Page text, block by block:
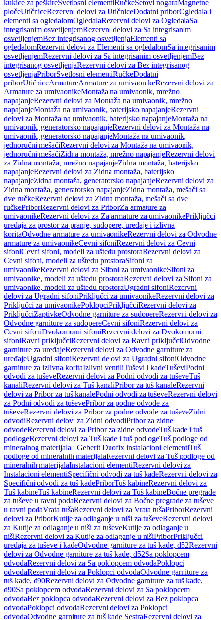
kukice za peškireSvetlosni elementiRučkeSetovi nogaraMagnetne
pločeUtičniceRezervni delovi za UtičniceDodatni priborOgledala i
elementi sa ogledalomOgledalaRezervni delovi za OgledalaSa
integrisanim osvetljenjemRezervni delovi za Sa integrisanim
osvetljenjemBez integrisanog osvetljenjaElementi sa
ogledalomRezervni delovi za Elementi sa ogledalomSa integrisanim
osvetljenjemRezervni delovi za Sa integrisanim osvetljenjemBez
integrisanog osvetljenjaRezervni delovi za Bez integrisanog
osvetljenjaPriborSvetlosni elementiRučkeDodatni
priborUtičniceArmatureArmature za umivaonikeRezervni delovi za
Armature za umivaonikeMontaža na umivaonik, mrežno
napajanjeRezervni delovi za Montaža na umivaonik, mrežno
napajanjeMontaža na umivaonik, baterijsko napajanjeRezervni
delovi za Montaža na umivaonik, baterijsko napajanjeMontaža na
umivaonik, generatorsko napajanjeRezervni delovi za Montaža na
umivaonik, generatorsko napajanjeMontaža na umivaonik,
jednoručni mešačiRezervni delovi za Montaža na umivaonik,
jednoručni mešačiZidna montaža, mrežno napajanjeRezervni delovi
za Zidna montaža, mrežno napajanjeZidna montaža, baterijsko
napajanjeRezervni delovi za Zidna montaža, baterijsko
napajanjeZidna montaža, generatorsko napajanjeRezervni delovi za
Zidna montaža, generatorsko napajanjeZidna montaža, mešači sa
dve ručkeRezervni delovi za Zidna montaža, mešači sa dve
ručkePriborRezervni delovi za PriborZa armature za
umivaonikeRezervni delovi za Za armature za umivaonikePriključci
uređaja za prostor za pranje, sudopere, uređaje i izlivna
koritaOdvodne armature za umivaonikeRezervni delovi za Odvodne
armature za umivaonikeCevni sifoniRezervni delovi za Cevni
sifoniCevni sifoni, modeli za uštedu prostoraRezervni delovi za
Cevni sifoni, modeli za uštedu prostoraSifoni za
umivaonikeRezervni delovi za Sifoni za umivaonikeSifoni za
umivaonike, modeli za uštedu prostoraRezervni delovi za Sifoni za
umivaonike, modeli za uštedu prostoraUgradni sifoniRezervni
delovi za Ugradni sifoniPriključci za umivaonikeRezervni delovi za
Priključci za umivaonikePoklopciPriključciRezervni delovi za
PriključciZaptivkeOdvodne garniture za sudopereRezervni delovi za
Odvodne garniture za sudopereCevni sifoniRezervni delovi za
Cevni sifoniDvokomorni sifoniRezervni delovi za Dvokomorni
sifoniRavni priključciRezervni delovi za Ravni priključciOdvodne
garniture za uređajeRezervni delovi za Odvodne garniture za
uređajeUgradni sifoniRezervni delovi za Ugradni sifoniOdvodne
garniture za izlivna koritaIzlivni ventiliTuševi i kadeTuševiPodni
odvodi za tuševeRezervni delovi za Podni odvodi za tuševeTuš
kanaliRezervni delovi za Tuš kanaliPribor za tuš kanaleRezervni
delovi za Pribor za tuš kanalePodni odvodi za tuševeRezervni delovi
za Podni odvodi za tuševePribor za podne odvode za
tuševeRezervni delovi za Pribor za podne odvode za tuševeZidni
odvodiRezervni delovi za Zidni odvodiPribor za zidne
odvodeRezervni delovi za Pribor za zidne odvodeTuš kade i tuš
podlogeRezervni delovi za Tuš kade i tuš podlogeTuš podloge od
mineralnog materijala i Geberit Duofix instalacioni elementiTuš
podloge od mineralnih materijalaRezervni delovi za Tuš podloge od
mineralnih materijalaInstalacioni elementiRezervni delovi za
Instalacioni elementiSpecifični odvodi za tuš kadeRezervni delovi za
Specifični odvodi za tuš kadePriborTuš kabineRezervni delovi za
Tuš kabineTuš kabineRezervni delovi za Tuš kabineBočne pregrade
za tuševe u ravni podaRezervni delovi za Bočne pregrade za tuševe
u ravni podaVrata tušaRezervni delovi za Vrata tušaPriborRezervni
delovi za PriborKutije za odlaganje u niši za tuševeRezervni delovi
za Kutije za odlaganje u niši za tuševeKutije za odlaganje u
nišiRezervni delovi za Kutije za odlaganje u nišiPriborPriključci
uređaja za tuševe i kadeOdvodne garniture za tuš kade, d52Rezervni
delovi za Odvodne garniture za tuš kade, d52Sa poklopcem
odvodaRezervni delovi za Sa poklopcem odvodaPoklopci
odvodaRezervni delovi za Poklopci odvodaOdvodne garniture za
tuš kade, d90Rezervni delovi za Odvodne garniture za tuš kade,
d90Sa poklopcem odvodaRezervni delovi za Sa poklopcem
odvodaBez poklopca odvodaRezervni delovi za Bez poklopca
odvodaPoklopci odvodaRezervni delovi za Poklopci
odvodaOdvodne garniture za tuš kade SestraRezervni delovi za